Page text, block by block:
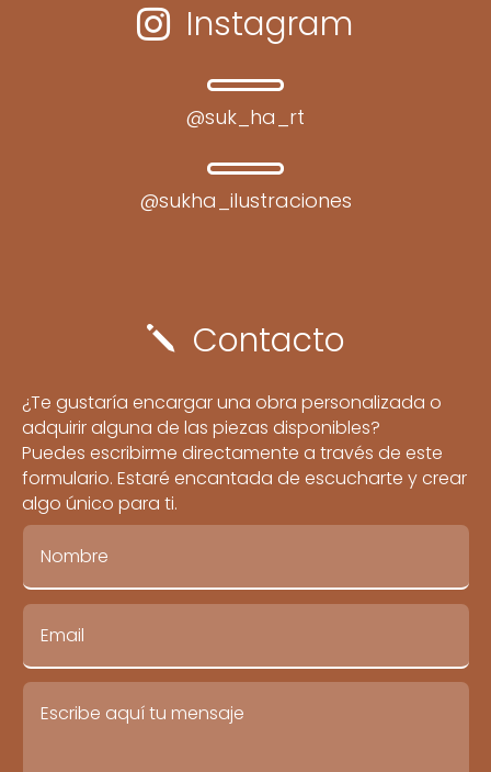
 Instagram
@suk_ha_rt
@sukha_ilustraciones
j Contacto
¿Te gustaría encargar una obra personalizada o
adquirir alguna de las piezas disponibles?
Puedes escribirme directamente a través de este
formulario. Estaré encantada de escucharte y crear
algo único para ti.